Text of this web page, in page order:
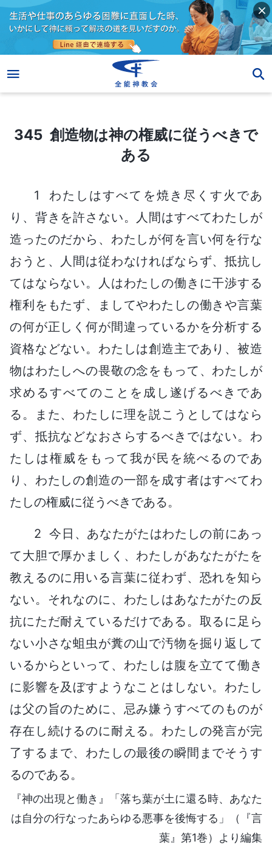
345 創造物は神の権威に従うべきである
345 創造物は神の権威に従うべきで
ある
1 わたしはすべてを焼き尽くす火であ
り、背きを許さない。人間はすべてわたしが
造ったのだから、わたしが何を言い何を行な
おうと、人間は従わなければならず、抵抗し
てはならない。人はわたしの働きに干渉する
権利をもたず、ましてやわたしの働きや言葉
の何が正しく何が間違っているかを分析する
資格などない。わたしは創造主であり、被造
物はわたしへの畏敬の念をもって、わたしが
求めるすべてのことを成し遂げるべきであ
る。また、わたしに理を説こうとしてはなら
ず、抵抗などなおさらするべきではない。わ
たしは権威をもって我が民を統べるのであ
り、わたしの創造の一部を成す者はすべてわ
たしの権威に従うべきである。
2 今日、あなたがたはわたしの前にあっ
て大胆で厚かましく、わたしがあなたがたを
教えるのに用いる言葉に従わず、恐れを知ら
ない。それなのに、わたしはあなたがたの反
抗にただ耐えているだけである。取るに足ら
ない小さな蛆虫が糞の山で汚物を掘り返して
いるからといって、わたしは腹を立てて働き
に影響を及ぼすようなことはしない。わたし
は父の旨のために、忌み嫌うすべてのものが
存在し続けるのに耐える。わたしの発言が完
了するまで、わたしの最後の瞬間までそうす
るのである。
『神の出現と働き』「落ち葉が土に還る時、あなた
は自分の行なったあらゆる悪事を後悔する」（『言
葉』第1巻）より編集